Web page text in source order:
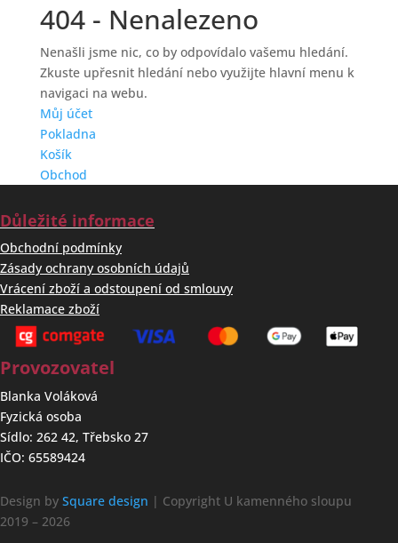
404 - Nenalezeno
Nenašli jsme nic, co by odpovídalo vašemu hledání.
Zkuste upřesnit hledání nebo využijte hlavní menu k
navigaci na webu.
Můj účet
Pokladna
Košík
Obchod
Důležité informace
Obchodní podmínky
Zásady ochrany osobních údajů
Vrácení zboží a odstoupení od smlouvy
Reklamace zboží
Provozovatel
Blanka Voláková
Fyzická osoba
Sídlo: 262 42, Třebsko 27
IČO: 65589424
Design by Square design | Copyright U kamenného sloupu
2019 – 2026